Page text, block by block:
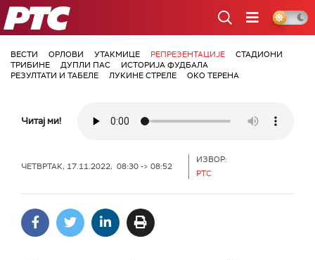
РТС
ВЕСТИ ОРЛОВИ УТАКМИЦЕ РЕПРЕЗЕНТАЦИЈЕ
СТАДИОНИ
ТРИБИНЕ
ДУПЛИ ПАС
ИСТОРИЈА ФУДБАЛА
РЕЗУЛТАТИ И ТАБЕЛЕ
ЛУКИНЕ СТРЕЛЕ ОКО ТЕРЕНА
Читај ми!
ЧЕТВРТАК, 17.11.2022, 08:30 -> 08:52
ИЗВОР:
РТС